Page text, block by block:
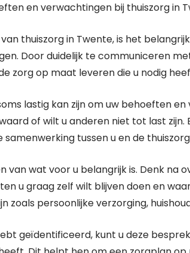
en verwachtingen bij thuiszorg in
thuiszorg in Twente, is het
Door duidelijk te communiceren
zorg op maat leveren die u nodig
lastig kan zijn om uw behoeften
of wilt u anderen niet tot last zijn.
tussen u en de
van wat voor u belangrijk is. Denk na
u graag zelf wilt blijven doen en
zoals persoonlijke verzorging,
geïdentificeerd, kunt u deze